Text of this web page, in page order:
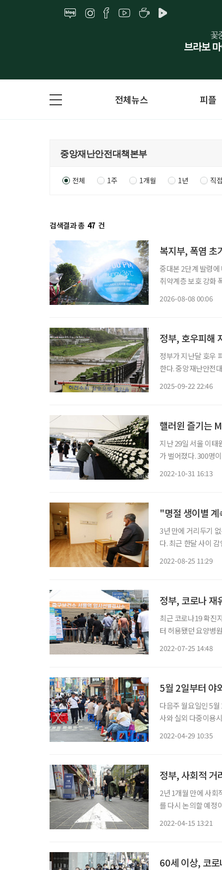
전체뉴스 피플
전체 1주 1개월 1년 직
검색결과 총 47 건
복지부, 폭염 초
중대본 2단계 발령
취약계층 보호 강화 폭염
2026-08-08 00:06
정부, 호우피해
정부가 지난달 호우
한다. 중앙재난안전대책본부는 22일 중앙재난안전대책본부회의 심의를 거쳐 8월 호우 피해
2025-09-22 22:46
핼러윈 즐기는
지난 29일 서울 이
가 벌어졌다. 300명
2022-10-31 16:13
"명절 생이별
3년 만에 거리두기
다. 최근 한달 사이
2022-08-25 11:29
정부, 코로나 재
최근 코로나19 확진
터 허용됐던 요양병
2022-07-25 14:48
5월 2일부터
다음주 월요일인 5
사와 실외 다중이용
2022-04-29 10:35
정부, 사회적 거
2년 1개월 만에 사회
를 다시 논의할 예정이다. 중앙재난안전대책본부(중대본)이 위와 같은 내용
2022-04-15 13:21
60세 이상, 코